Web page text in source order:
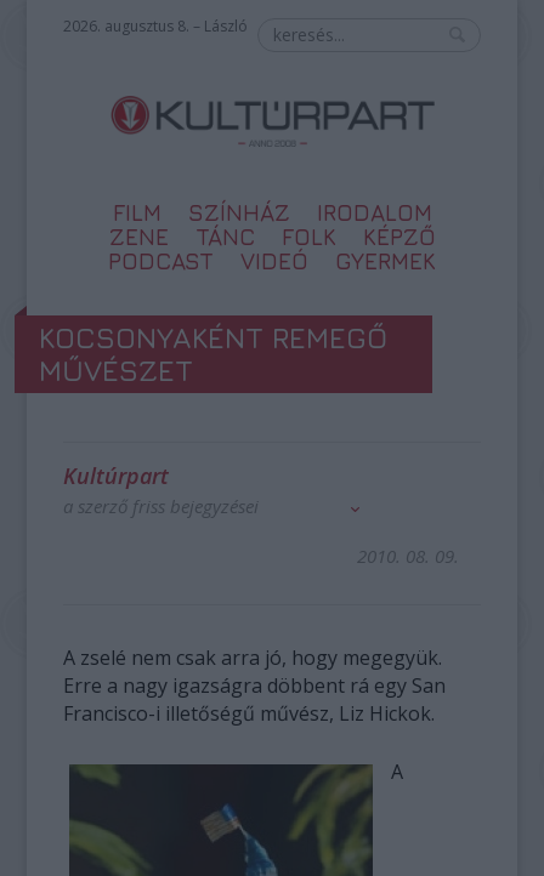
2026. augusztus 8. – László
FILM SZÍNHÁZ
IRODALOM
ZENE
TÁNC FOLK
KÉPZŐ
PODCAST
VIDEÓ GYERMEK
KOCSONYAKÉNT REMEGŐ
MŰVÉSZET
Kultúrpart
a szerző friss bejegyzései
2010. 08. 09.
A zselé nem csak arra jó, hogy megegyük.
Erre a nagy igazságra döbbent rá egy San
Francisco-i illetőségű művész, Liz Hickok.
A